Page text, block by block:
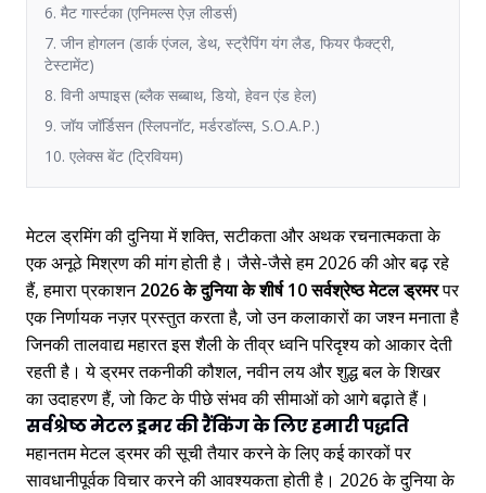
6. मैट गार्स्टका (एनिमल्स ऐज़ लीडर्स)
7. जीन होगलन (डार्क एंजल, डेथ, स्ट्रैपिंग यंग लैड, फियर फैक्ट्री,
टेस्टामेंट)
8. विनी अप्पाइस (ब्लैक सब्बाथ, डियो, हेवन एंड हेल)
9. जॉय जॉर्डिसन (स्लिपनॉट, मर्डरडॉल्स, S.O.A.P.)
10. एलेक्स बेंट (ट्रिवियम)
मेटल ड्रमिंग की दुनिया में शक्ति, सटीकता और अथक रचनात्मकता के
एक अनूठे मिश्रण की मांग होती है। जैसे-जैसे हम 2026 की ओर बढ़ रहे
हैं, हमारा प्रकाशन2026 के दुनिया के शीर्ष 10 सर्वश्रेष्ठ मेटल ड्रमरपर
एक निर्णायक नज़र प्रस्तुत करता है, जो उन कलाकारों का जश्न मनाता है
जिनकी तालवाद्य महारत इस शैली के तीव्र ध्वनि परिदृश्य को आकार देती
रहती है। ये ड्रमर तकनीकी कौशल, नवीन लय और शुद्ध बल के शिखर
का उदाहरण हैं, जो किट के पीछे संभव की सीमाओं को आगे बढ़ाते हैं।
सर्वश्रेष्ठ मेटल ड्रमर की रैंकिंग के लिए हमारी पद्धति
महानतम मेटल ड्रमर की सूची तैयार करने के लिए कई कारकों पर
सावधानीपूर्वक विचार करने की आवश्यकता होती है। 2026 के दुनिया के